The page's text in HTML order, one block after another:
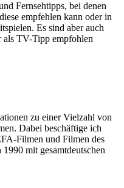
Fernsehtipps, bei denen
empfehlen kann oder in
Es sind aber auch
als TV-Tipp empfohlen
zu einer Vielzahl von
Dabei beschäftige ich
Filmen und Filmen des
mit gesamtdeutschen